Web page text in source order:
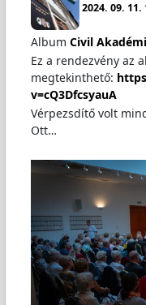
2024. 09. 11.
Album Civil
Ez a rendezvény az
megtekinthető:
v=cQ3DfcsyauA
Vérpezsdítő volt
Ott…